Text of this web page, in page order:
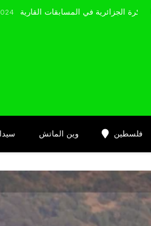
وين الماتش فلسطين